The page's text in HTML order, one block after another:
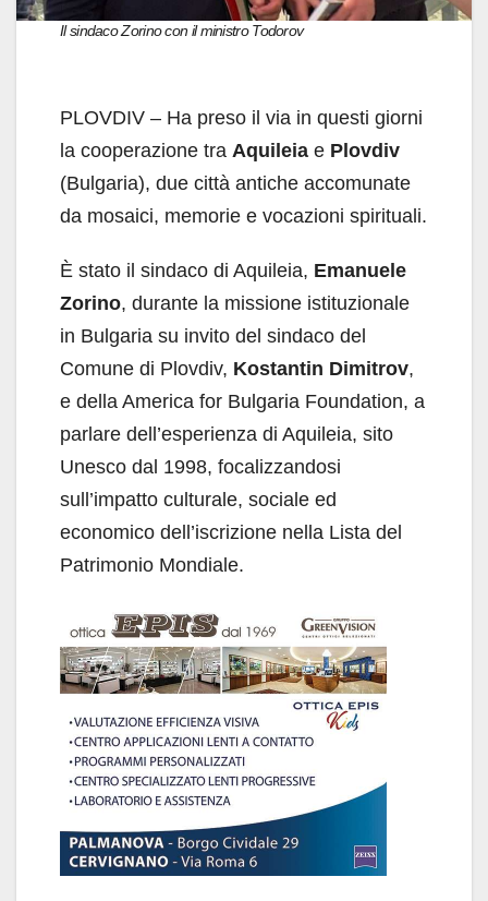
Il sindaco Zorino con il ministro Todorov
PLOVDIV – Ha preso il via in questi giorni
la cooperazione tra Aquileia e Plovdiv
(Bulgaria), due città antiche accomunate
da mosaici, memorie e vocazioni spirituali.
È stato il sindaco di Aquileia, Emanuele
Zorino, durante la missione istituzionale
in Bulgaria su invito del sindaco del
Comune di Plovdiv, Kostantin Dimitrov,
e della America for Bulgaria Foundation, a
parlare dell’esperienza di Aquileia, sito
Unesco dal 1998, focalizzandosi
sull’impatto culturale, sociale ed
economico dell’iscrizione nella Lista del
Patrimonio Mondiale.